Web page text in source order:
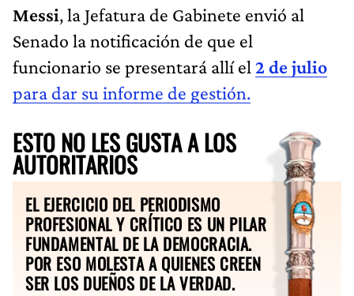
Messi, la Jefatura de Gabinete envió al
Senado la notificación de que el
funcionario se presentará allí el 2 de julio
para dar su informe de gestión.
ESTO NO LES GUSTA A LOS
AUTORITARIOS
EL EJERCICIO DEL PERIODISMO
PROFESIONAL Y CRÍTICO ES UN PILAR
FUNDAMENTAL DE LA DEMOCRACIA.
POR ESO MOLESTA A QUIENES CREEN
SER LOS DUEÑOS DE LA VERDAD.